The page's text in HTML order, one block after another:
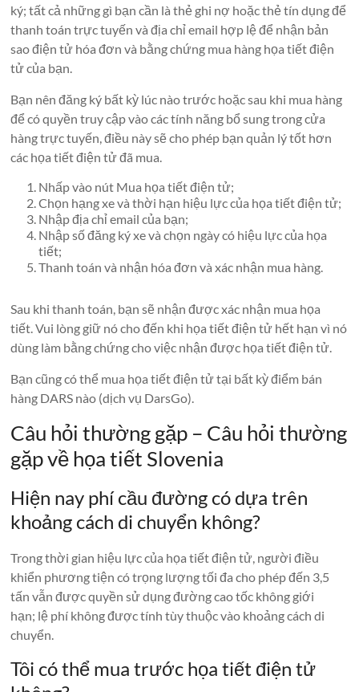
ký; tất cả những gì bạn cần là thẻ ghi nợ hoặc thẻ tín dụng để
thanh toán trực tuyến và địa chỉ email hợp lệ để nhận bản
sao điện tử hóa đơn và bằng chứng mua hàng họa tiết điện
tử của bạn.
Bạn nên đăng ký bất kỳ lúc nào trước hoặc sau khi mua hàng
để có quyền truy cập vào các tính năng bổ sung trong cửa
hàng trực tuyến, điều này sẽ cho phép bạn quản lý tốt hơn
các họa tiết điện tử đã mua.
Nhấp vào nút Mua họa tiết điện tử;
Chọn hạng xe và thời hạn hiệu lực của họa tiết điện tử;
Nhập địa chỉ email của bạn;
Nhập số đăng ký xe và chọn ngày có hiệu lực của họa
tiết;
Thanh toán và nhận hóa đơn và xác nhận mua hàng.
Sau khi thanh toán, bạn sẽ nhận được xác nhận mua họa
tiết. Vui lòng giữ nó cho đến khi họa tiết điện tử hết hạn vì nó
dùng làm bằng chứng cho việc nhận được họa tiết điện tử.
Bạn cũng có thể mua họa tiết điện tử tại bất kỳ điểm bán
hàng DARS nào (dịch vụ DarsGo).
Câu hỏi thường gặp – Câu hỏi thường
gặp về họa tiết Slovenia
Hiện nay phí cầu đường có dựa trên
khoảng cách di chuyển không?
Trong thời gian hiệu lực của họa tiết điện tử, người điều
khiển phương tiện có trọng lượng tối đa cho phép đến 3,5
tấn vẫn được quyền sử dụng đường cao tốc không giới
hạn; lệ phí không được tính tùy thuộc vào khoảng cách di
chuyển.
Tôi có thể mua trước họa tiết điện tử